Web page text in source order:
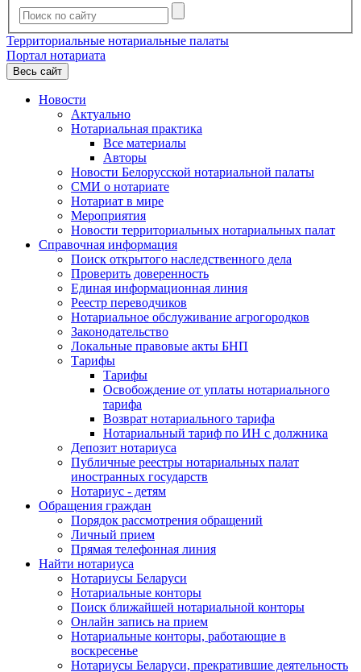
Территориальные нотариальные палаты
Портал нотариата
Весь сайт
Новости
Актуально
Нотариальная практика
Все материалы
Авторы
Новости Белорусской нотариальной палаты
СМИ о нотариате
Нотариат в мире
Мероприятия
Новости территориальных нотариальных палат
Справочная информация
Поиск открытого наследственного дела
Проверить доверенность
Единая информационная линия
Реестр переводчиков
Нотариальное обслуживание агрогородков
Законодательство
Локальные правовые акты БНП
Тарифы
Тарифы
Освобождение от уплаты нотариального
тарифа
Возврат нотариального тарифа
Нотариальный тариф по ИН с должника
Депозит нотариуса
Публичные реестры нотариальных палат
иностранных государств
Нотариус - детям
Обращения граждан
Порядок рассмотрения обращений
Личный прием
Прямая телефонная линия
Найти нотариуса
Нотариусы Беларуси
Нотариальные конторы
Поиск ближайшей нотариальной конторы
Онлайн запись на прием
Нотариальные конторы, работающие в
воскресенье
Нотариусы Беларуси, прекратившие деятельность